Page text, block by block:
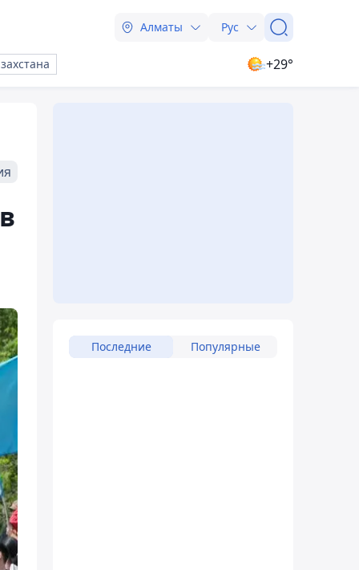
Алматы Рус
+29°
Последние Популярные